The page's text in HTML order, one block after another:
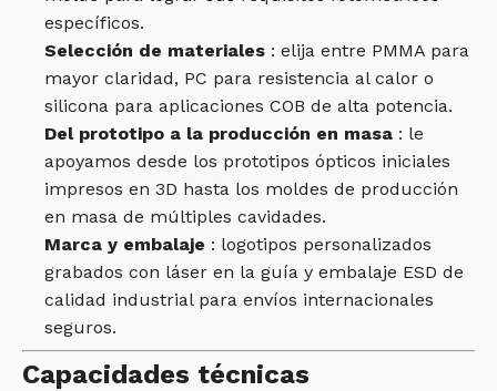
específicos.
Selección de materiales : elija entre PMMA para
mayor claridad, PC para resistencia al calor o
silicona para aplicaciones COB de alta potencia.
Del prototipo a la producción en masa : le
apoyamos desde los prototipos ópticos iniciales
impresos en 3D hasta los moldes de producción
en masa de múltiples cavidades.
Marca y embalaje : logotipos personalizados
grabados con láser en la guía y embalaje ESD de
calidad industrial para envíos internacionales
seguros.
Capacidades técnicas